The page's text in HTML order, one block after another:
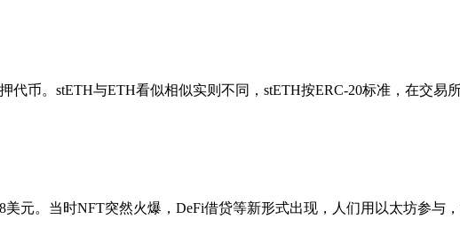
代币。stETH与ETH看似相似实则不同，stETH按ERC-20标准，在交
美元。当时NFT突然火爆，DeFi借贷等新形式出现，人们用以太坊参与